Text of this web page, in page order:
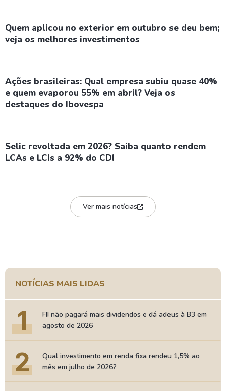
Quem aplicou no exterior em outubro se deu bem;
veja os melhores investimentos
Ações brasileiras: Qual empresa subiu quase 40%
e quem evaporou 55% em abril? Veja os
destaques do Ibovespa
Selic revoltada em 2026? Saiba quanto rendem
LCAs e LCIs a 92% do CDI
Ver mais notícias
NOTÍCIAS MAIS LIDAS
1
FII não pagará mais dividendos e dá adeus à B3 em
agosto de 2026
2
Qual investimento em renda fixa rendeu 1,5% ao
mês em julho de 2026?